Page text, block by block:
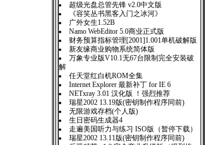
超级光盘总管先锋 v2.0中文版
《容笑丛书黑客入门之冰河》
广外女生1.52B
Namo WebEditor 5.0商业正式版
财务预算指标管理[2001]1.001单机破解版
新友缘商业购物系统简体版
万象专业版V10.1无67台限制完全安装破
解
任天堂红白机ROM全集
Internet Explorer 最新补丁 for IE 6
NETxray 3.01 汉化版 ！强烈推荐
瑞星2002 13.19版(密钥制作程序同前)
无限游戏存档(个人版)
生日密码生成器4
走遍美国听力与练习 ISO版（暂停下载）
瑞星2002 13.11版(密钥制作程序同前)